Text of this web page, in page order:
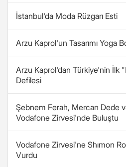
İstanbul'da Moda Rüzgarı Esti
Arzu Kaprol'un Tasarımı Yoga
Arzu Kaprol'dan Türkiye'nin İlk
Defilesi
Şebnem Ferah, Mercan Dede
Vodafone Zirvesi'nde Buluştu
Vodafone Zirvesi'ne Shımon
Vurdu